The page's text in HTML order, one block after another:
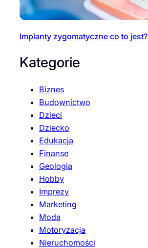
Implanty zygomatyczne co to jest?
Kategorie
Biznes
Budownictwo
Dzieci
Dziecko
Edukacja
Finanse
Geologia
Hobby
Imprezy
Marketing
Moda
Motoryzacja
Nieruchomości